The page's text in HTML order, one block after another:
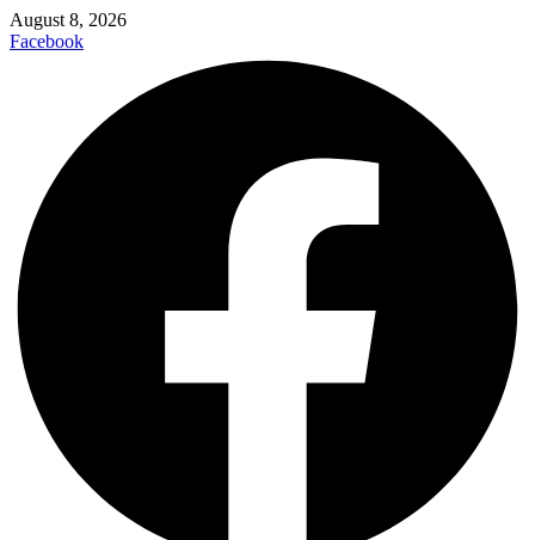
August 8, 2026
Facebook